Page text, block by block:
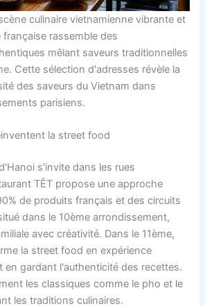
culinaire vietnamienne vibrante et
française rassemble des
mêlant saveurs traditionnelles
Cette sélection d'adresses révèle la
des saveurs du Vietnam dans
parisiens.
la street food
s'invite dans les rues
TÊT propose une approche
de produits français et des circuits
dans le 10ème arrondissement,
avec créativité. Dans le 11ème,
la street food en expérience
en gardant l'authenticité des recettes.
les classiques comme le pho et le
les traditions culinaires.